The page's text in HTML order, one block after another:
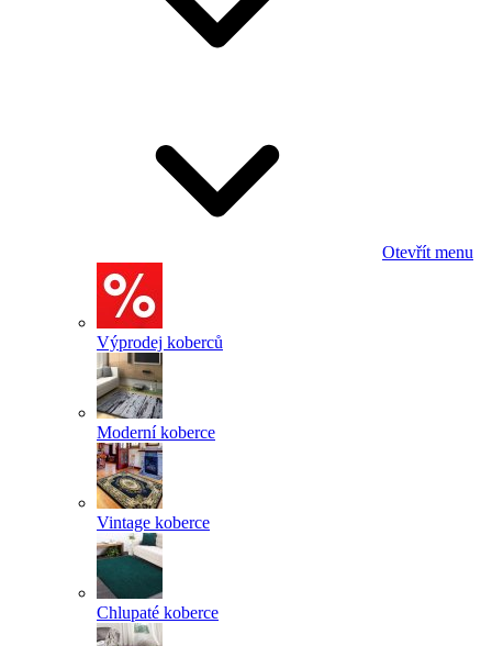
Otevřít menu
Výprodej koberců
Moderní koberce
Vintage koberce
Chlupaté koberce